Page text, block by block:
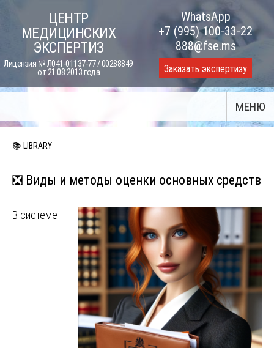
content
ЦЕНТР
МЕДИЦИНСКИХ
ЭКСПЕРТИЗ
Лицензия № Л041-01137-77 / 00288849
от 21.08.2013 года
WhatsApp
+7 (995) 100-33-22
888@fse.ms
Заказать экспертизу
МЕНЮ
📚 LIBRARY
❎ Виды и методы оценки основных средств
В системе